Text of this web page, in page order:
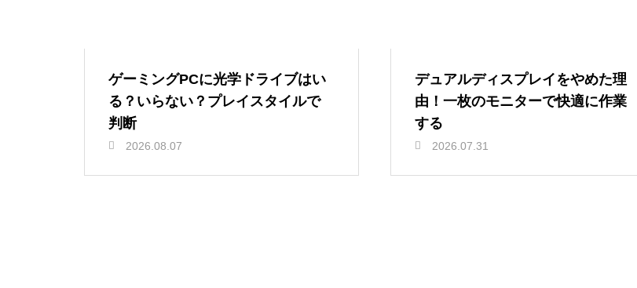
ゲーミングPCに光学ドライブはい
る？いらない？プレイスタイルで
判断
2026.08.07
デュアルディスプレイをやめた理
由！一枚のモニターで快適に作業
する
2026.07.31